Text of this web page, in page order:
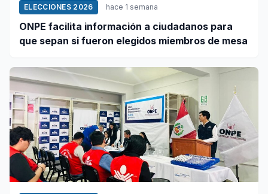
ELECCIONES 2026 hace 1 semana
ONPE facilita información a ciudadanos para
que sepan si fueron elegidos miembros de mesa